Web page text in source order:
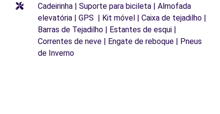
Cadeirinha | Suporte para bicileta | Almofada
elevatória | GPS | Kit móvel | Caixa de tejadilho |
Barras de Tejadilho | Estantes de esqui |
Correntes de neve | Engate de reboque | Pneus
de Inverno